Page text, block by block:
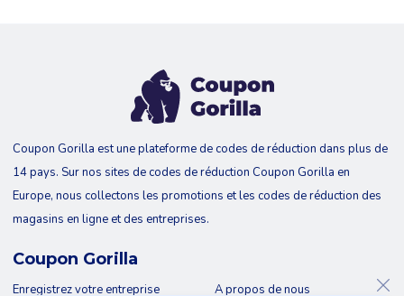
Coupon Gorilla est une plateforme de codes de réduction dans plus de
14 pays. Sur nos sites de codes de réduction Coupon Gorilla en
Europe, nous collectons les promotions et les codes de réduction des
magasins en ligne et des entreprises.
Coupon Gorilla
Enregistrez votre entreprise A propos de nous